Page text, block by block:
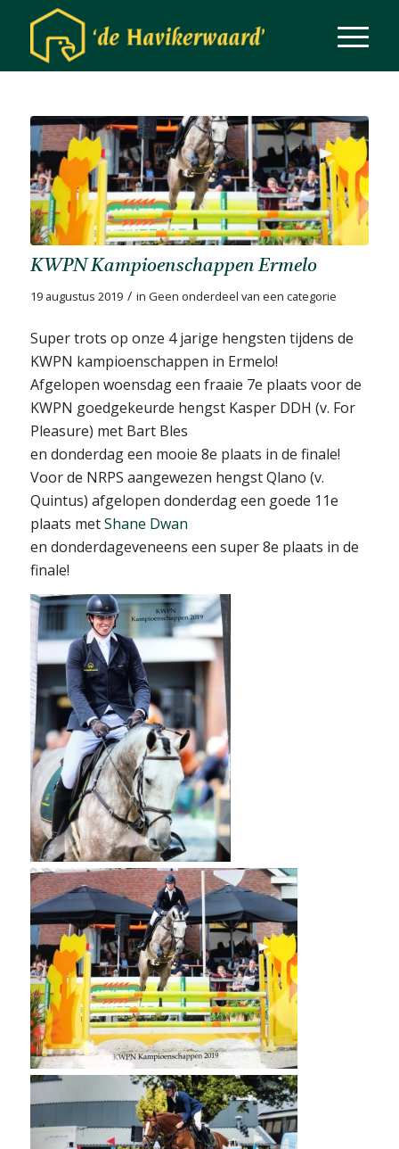
KWPN Kampioenschappen Ermelo
19 augustus 2019 / in Geen onderdeel van een categorie
Super trots op onze 4 jarige hengsten tijdens de
KWPN kampioenschappen in Ermelo!
Afgelopen woensdag een fraaie 7e plaats voor de
KWPN goedgekeurde hengst Kasper DDH (v. For
Pleasure) met Bart Bles
en donderdag een mooie 8e plaats in de finale!
Voor de NRPS aangewezen hengst Qlano (v.
Quintus) afgelopen donderdag een goede 11e
plaats metShane Dwan
en donderdageveneens een super 8e plaats in de
finale!